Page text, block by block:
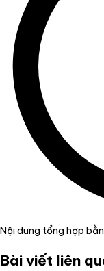
Nội dung tổng hợp
Bài viết liên